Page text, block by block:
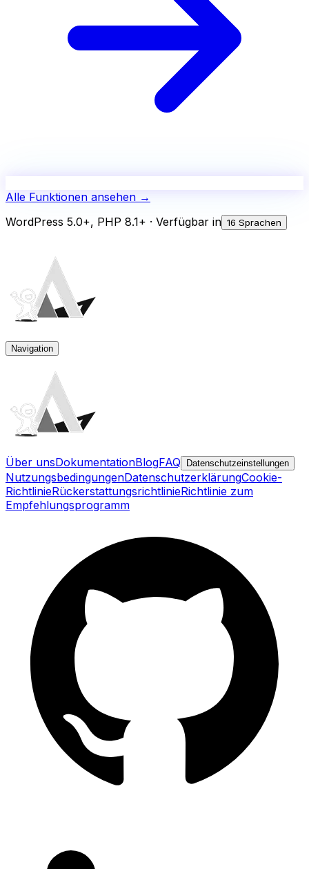
Alle Funktionen ansehen →
WordPress 5.0+, PHP 8.1+ · Verfügbar in 16 Sprachen
Navigation
Über unsDokumentationBlogFAQ Datenschutzeinstellungen
NutzungsbedingungenDatenschutzerklärungCookie-
RichtlinieRückerstattungsrichtlinieRichtlinie zum
Empfehlungsprogramm